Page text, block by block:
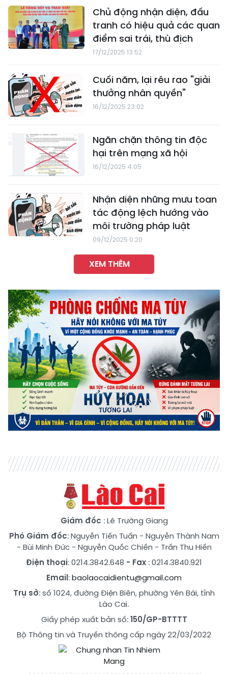
Chủ động nhận diện, đấu
tranh có hiệu quả các quan
điểm sai trái, thù địch
17/12/2025 13:52
Cuối năm, lại rêu rao "giải
thưởng nhân quyền"
16/12/2025 23:02
Ngăn chặn thông tin độc
hại trên mạng xã hội
16/12/2025 4:05
Nhận diện những mưu toan
tác động lệch hướng vào
môi trường pháp luật
09/12/2025 0:20
XEM THÊM
Giám đốc : Lê Trường Giang
Phó Giám đốc:Nguyễn Tiến Tuấn - Nguyễn Thành Nam
- Bùi Minh Đức- Nguyễn Quốc Chiến - Trần Thu Hiền
Điện thoại: 0214.3842.648 - Fax : 0214.3840.921
Email:baolaocaidientu@gmail.com
Trụ sở: số 1024, đường Điện Biên, phường Yên Bái, tỉnh
Lào Cai.
Giấy phép xuất bản số:150/GP-BTTTT
Bộ Thông tin và Truyền thông cấp ngày 22/03/2022